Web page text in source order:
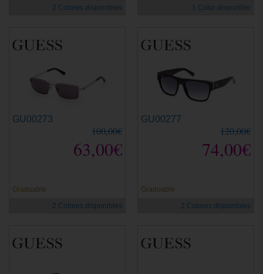
2 Colores disponibles
1 Color disponible
GU00273
100,00€
63,00€
Graduable
2 Colores disponibles
GU00277
120,00€
74,00€
Graduable
2 Colores disponibles